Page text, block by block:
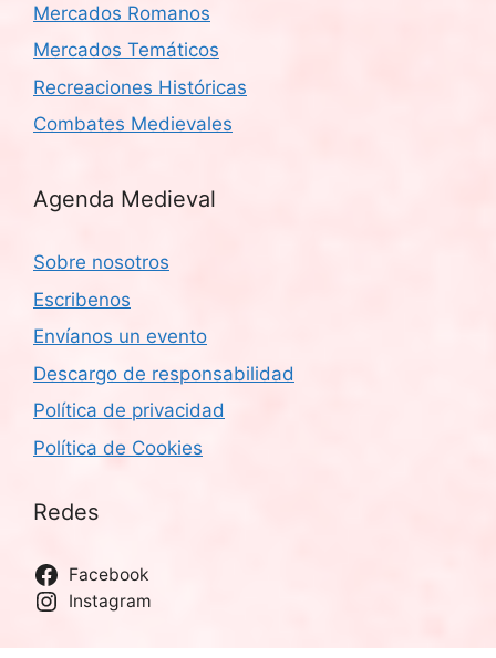
Mercados Romanos
Mercados Temáticos
Recreaciones Históricas
Combates Medievales
Agenda Medieval
Sobre nosotros
Escribenos
Envíanos un evento
Descargo de responsabilidad
Política de privacidad
Política de Cookies
Redes
Facebook
Instagram